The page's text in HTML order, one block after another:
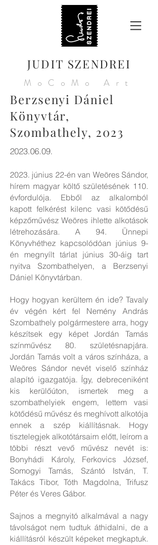
JUDIT SZENDREI
MoCoMo Art
Berzsenyi Dániel
Könyvtár,
Szombathely, 2023
2023.06.09.
2023. június 22-én van Weöres Sándor,
hírem magyar költő születésének 110.
évfordulója. Ebből az alkalomból
kapott felkérést kilenc vasi kötődésű
képzőművész Weöres ihlette alkotások
létrehozására. A 94. Ünnepi
Könyvhéthez kapcsolódóan június 9-
én megnyílt tárlat június 30-áig tart
nyitva Szombathelyen, a Berzsenyi
Dániel Könyvtárban.
Hogy hogyan kerültem én ide? Tavaly
év végén kért fel Nemény András
Szombathely polgármestere arra, hogy
készítsek egy képet Jordán Tamás
színművész 80. születésnapjára.
Jordán Tamás volt a város színháza, a
Weöres Sándor nevét viselő színház
alapító igazgatója. Így, debreceniként
kis kerülőúton, ismertek meg a
szombathelyiek engem, lettem vasi
kötődésű művész és meghívott alkotója
ennek a szép kiállításnak. Hogy
tisztelegjek alkotótársaim előtt, leírom a
többi részt vevő művész nevét is:
Bonyhádi Károly, Ferkovics József,
Somogyi Tamás, Szántó István, T.
Takács Tibor, Tóth Magdolna, Trifusz
Péter és Veres Gábor.
Sajnos a megnyitó alkalmával a nagy
távolságot nem tudtuk áthidalni, de a
kiállításról készült képeket megkaptuk.